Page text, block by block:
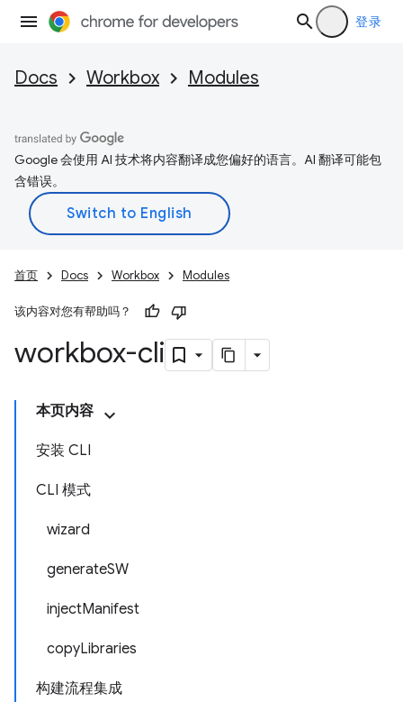
登录
Docs Workbox Modules
Google 会使用 AI 技术将内容翻译成您偏好的语言。AI 翻译可能包
含错误。
首页 Docs Workbox Modules
该内容对您有帮助吗？
workbox-cli
本页内容
安装 CLI
CLI 模式
wizard
generateSW
injectManifest
copyLibraries
构建流程集成